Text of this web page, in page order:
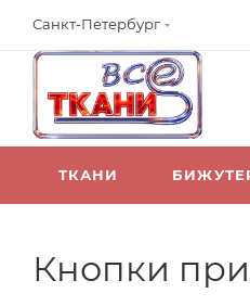
Санкт-Петербург
ТКАНИ
Кнопки